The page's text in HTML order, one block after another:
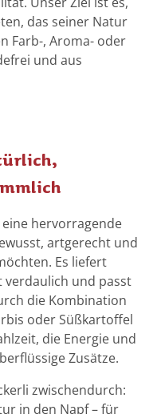
das seiner Natur
Farb-, Aroma- oder
und aus
hervorragende
artgerecht und
Es liefert
verdaulich und passt
die Kombination
oder Süßkartoffel
die Energie und
Zusätze.
zwischendurch:
in den Napf – für